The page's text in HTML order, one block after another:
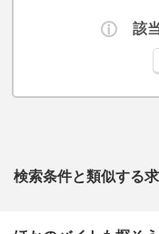
該
検索条件と類似する